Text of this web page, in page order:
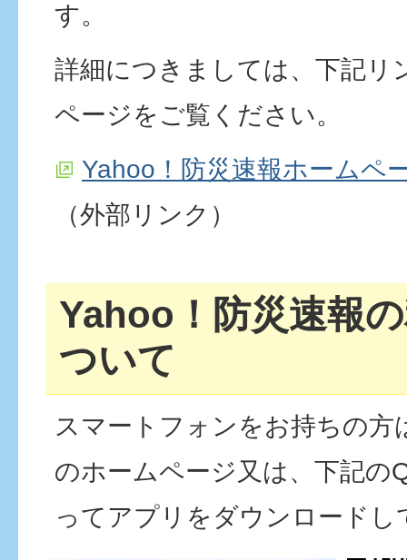
す。
詳細につきましては、下記リ
ページをご覧ください。
Yahoo！防災速報ホームペ
（外部リンク）
Yahoo！防災速報
ついて
スマートフォンをお持ちの方
のホームページ又は、下記の
ってアプリをダウンロードし